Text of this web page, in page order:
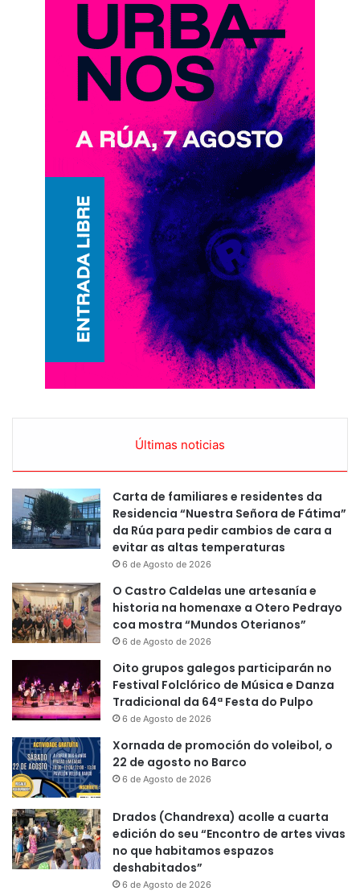
Últimas noticias
Carta de familiares e residentes da
Residencia “Nuestra Señora de Fátima”
da Rúa para pedir cambios de cara a
evitar as altas temperaturas
6 de Agosto de 2026
O Castro Caldelas une artesanía e
historia na homenaxe a Otero Pedrayo
coa mostra “Mundos Oterianos”
6 de Agosto de 2026
Oito grupos galegos participarán no
Festival Folclórico de Música e Danza
Tradicional da 64ª Festa do Pulpo
6 de Agosto de 2026
Xornada de promoción do voleibol, o
22 de agosto no Barco
6 de Agosto de 2026
Drados (Chandrexa) acolle a cuarta
edición do seu “Encontro de artes vivas
no que habitamos espazos
deshabitados”
6 de Agosto de 2026